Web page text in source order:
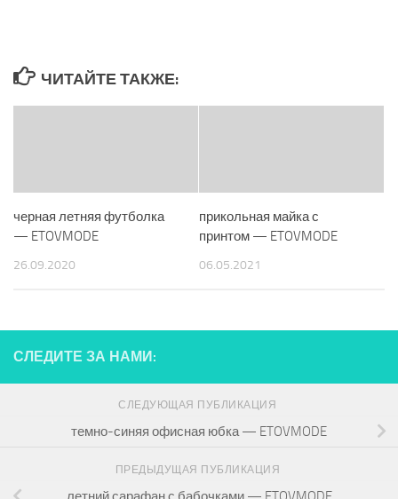
ЧИТАЙТЕ ТАКЖЕ:
черная летняя футболка
— ETOVMODE
26.09.2020
прикольная майка с
принтом — ETOVMODE
06.05.2021
СЛЕДИТЕ ЗА НАМИ:
СЛЕДУЮЩАЯ ПУБЛИКАЦИЯ
темно-синяя офисная юбка — ETOVMODE
ПРЕДЫДУЩАЯ ПУБЛИКАЦИЯ